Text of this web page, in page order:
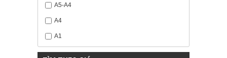
A5-A4
A4
A1